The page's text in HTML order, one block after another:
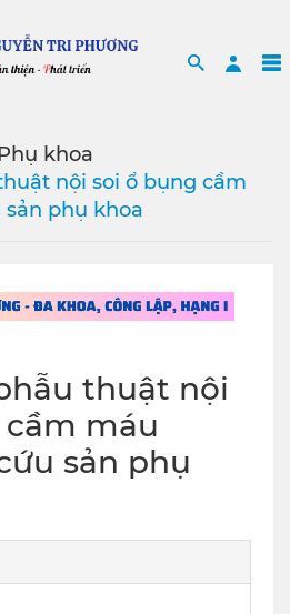
Search
khoa
nội soi ổ bụng cầm
phụ khoa
thuật nội
máu
sản phụ